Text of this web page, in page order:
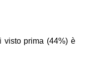
visto prima (44%) è